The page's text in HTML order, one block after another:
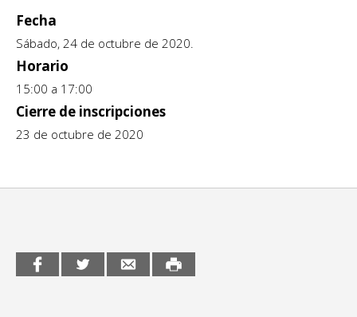
CCE en el interior/libros
Espacio itinerante de lectura infantil
Exposiciones
Formación
Género y Diversidad
Infantil y Juvenil
Sin categoría
Fecha
Sábado, 24 de octubre de 2020.
Horario
15:00 a 17:00
Cierre de inscripciones
23 de octubre de 2020